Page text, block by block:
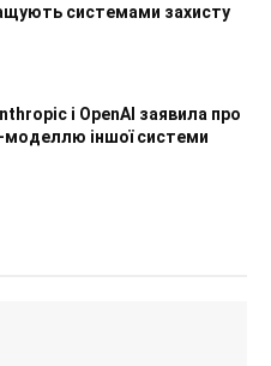
системами захисту
і OpenAI заявила про
іншої системи